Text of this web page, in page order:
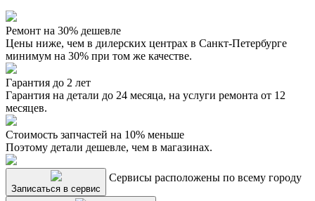
Ремонт на 30% дешевле
Цены ниже, чем в дилерских центрах в Санкт-Петербурге
минимум на 30% при том же качестве.
Гарантия до 2 лет
Гарантия на детали до 24 месяца, на услуги ремонта от 12
месяцев.
Стоимость запчастей на 10% меньше
Поэтому детали дешевле, чем в магазинах.
Записаться в сервис
Сервисы расположены по всему городу